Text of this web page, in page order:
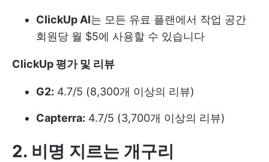
ClickUp AI는 모든 유료 플랜에서 작업 공간
회원당 월 $5에 사용할 수 있습니다
ClickUp 평가 및 리뷰
G2: 4.7/5 (8,300개 이상의 리뷰)
Capterra: 4.7/5 (3,700개 이상의 리뷰)
2. 비명 지르는 개구리